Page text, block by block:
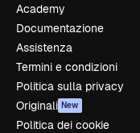
Academy
Documentazione
Assistenza
Termini e condizioni
Politica sulla privacy
Originali New
Politica dei cookie